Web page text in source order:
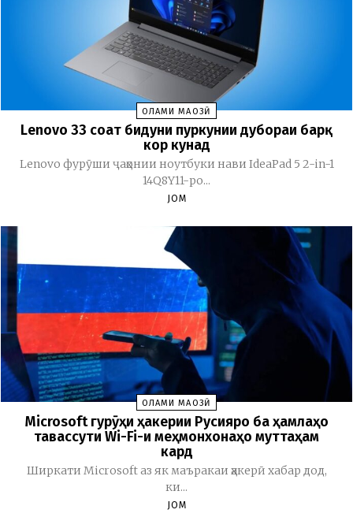
ОЛАМИ МАҶОЗӢ
Lenovo 33 соат бидуни пуркунии дубораи барқ
кор кунад
Lenovo фурӯши ҷаҳонии ноутбуки нави IdeaPad 5 2-in-1
14Q8Y11-ро...
JOM
ОЛАМИ МАҶОЗӢ
Microsoft гурӯҳи ҳакерии Русияро ба ҳамлаҳо
тавассути Wi-Fi-и меҳмонхонаҳо муттаҳам
кард
Ширкати Microsoft аз як маъракаи ҳакерӣ хабар дод,
ки...
JOM